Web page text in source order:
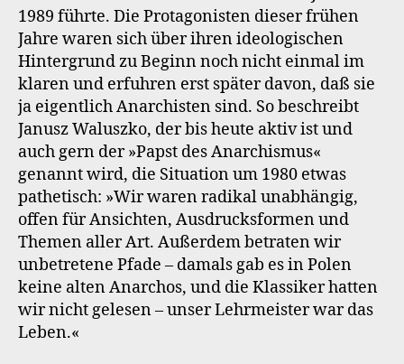
1989 führte. Die Protagonisten dieser frühen
Jahre waren sich über ihren ideologischen
Hintergrund zu Beginn noch nicht einmal im
klaren und erfuhren erst später davon, daß sie
ja eigentlich Anarchisten sind. So beschreibt
Janusz Waluszko, der bis heute aktiv ist und
auch gern der »Papst des Anarchismus«
genannt wird, die Situation um 1980 etwas
pathetisch: »Wir waren radikal unabhängig,
offen für Ansichten, Ausdrucksformen und
Themen aller Art. Außerdem betraten wir
unbetretene Pfade – damals gab es in Polen
keine alten Anarchos, und die Klassiker hatten
wir nicht gelesen – unser Lehrmeister war das
Leben.«